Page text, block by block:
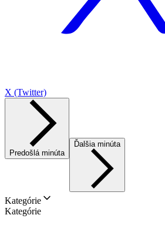
X (Twitter)
Predošlá minúta
Ďalšia minúta
Kategórie
Kategórie